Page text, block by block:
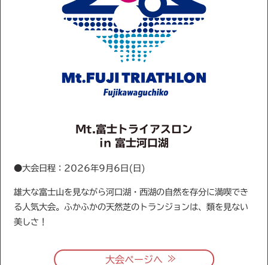
Mt.富士トライアスロン
in 富士河口湖
●大会日程：2026年9月6日(日)
雄大な富士山を見ながら河口湖・西湖の自然を存分に満喫でき
る人気大会。ふかふかの天然芝のトランジョンは、類を見ない
美しさ！
大会ページへ ≫